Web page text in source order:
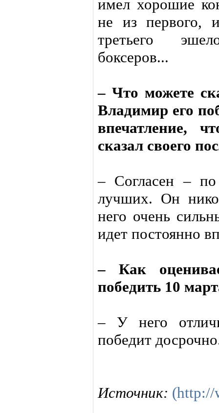
имел хорошие
не из первого,
третьего
боксеров...
– Что можете
Владимир его
впечатление,
сказал своего
– Согласен –
лучших. Он
него очень
идет постоянно
– Как
победить 10
– У него
победит
Источник: (http://